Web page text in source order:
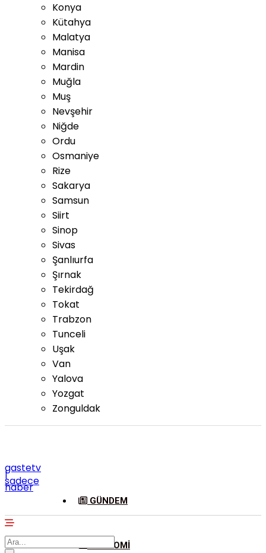
Konya
Kütahya
Malatya
Manisa
Mardin
Muğla
Muş
Nevşehir
Niğde
Ordu
Osmaniye
Rize
Sakarya
Samsun
Siirt
Sinop
Sivas
Şanlıurfa
Şırnak
Tekirdağ
Tokat
Trabzon
Tunceli
Uşak
Van
Yalova
Yozgat
Zonguldak
gastetv
|
sadece
haber
GÜNDEM
EKONOMI